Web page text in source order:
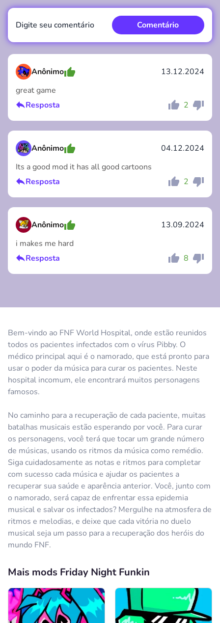
00:00 /
Bem-vindo ao FNF World Hospital, onde estão reunidos
todos os pacientes infectados com o vírus Pibby. O
médico principal aqui é o namorado, que está pronto para
usar o poder da música para curar os pacientes. Neste
hospital incomum, ele encontrará muitos personagens
famosos.
No caminho para a recuperação de cada paciente, muitas
batalhas musicais estão esperando por você. Para curar
os personagens, você terá que tocar um grande número
de músicas, usando os ritmos da música como remédio.
Siga cuidadosamente as notas e ritmos para completar
com sucesso cada música e ajudar os pacientes a
recuperar sua saúde e aparência anterior. Você, junto com
o namorado, será capaz de enfrentar essa epidemia
musical e salvar os infectados? Mergulhe na atmosfera de
ritmos e melodias, e deixe que cada vitória no duelo
musical seja um passo para a recuperação dos heróis do
mundo FNF.
Anônimo
13.12.2024
great game
Resposta
2
Cancelar Comentário
Anônimo
04.12.2024
Its a good mod it has all good cartoons
Resposta
2
Cancelar Comentário
Anônimo
13.09.2024
i makes me hard
Resposta
8
Comentário
Digite seu comentário Comentário
Cancelar Comentário
Mais mods Friday Night Funkin